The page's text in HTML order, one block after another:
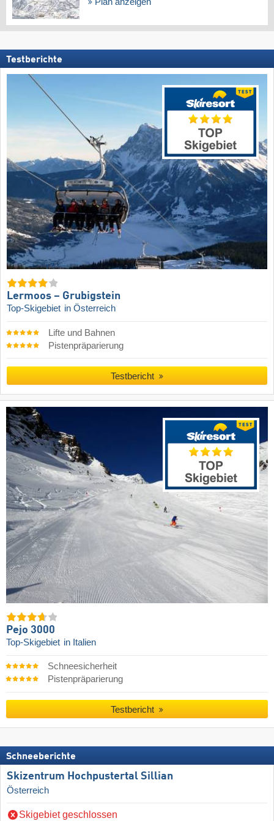
Testberichte
Lermoos – Grubigstein
Top-Skigebiet in Österreich
Lifte und Bahnen
Pistenpräparierung
Testbericht
Pejo 3000
Top-Skigebiet in Italien
Schneesicherheit
Pistenpräparierung
Testbericht
Schneeberichte
Skizentrum Hochpustertal Sillian
Österreich
Skigebiet geschlossen